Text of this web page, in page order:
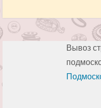
Вывоз